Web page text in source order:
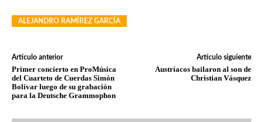
ALEJANDRO RAMÍREZ GARCÍA
Artículo anterior
Primer concierto en ProMúsica
del Cuarteto de Cuerdas Simón
Bolívar luego de su grabación
para la Deutsche Grammophon
Artículo siguiente
Austríacos bailaron al son de
Christian Vásquez